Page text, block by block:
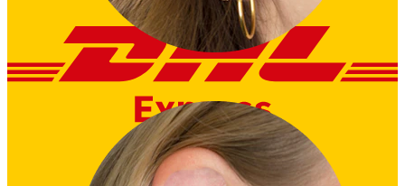
Ušní lalůček